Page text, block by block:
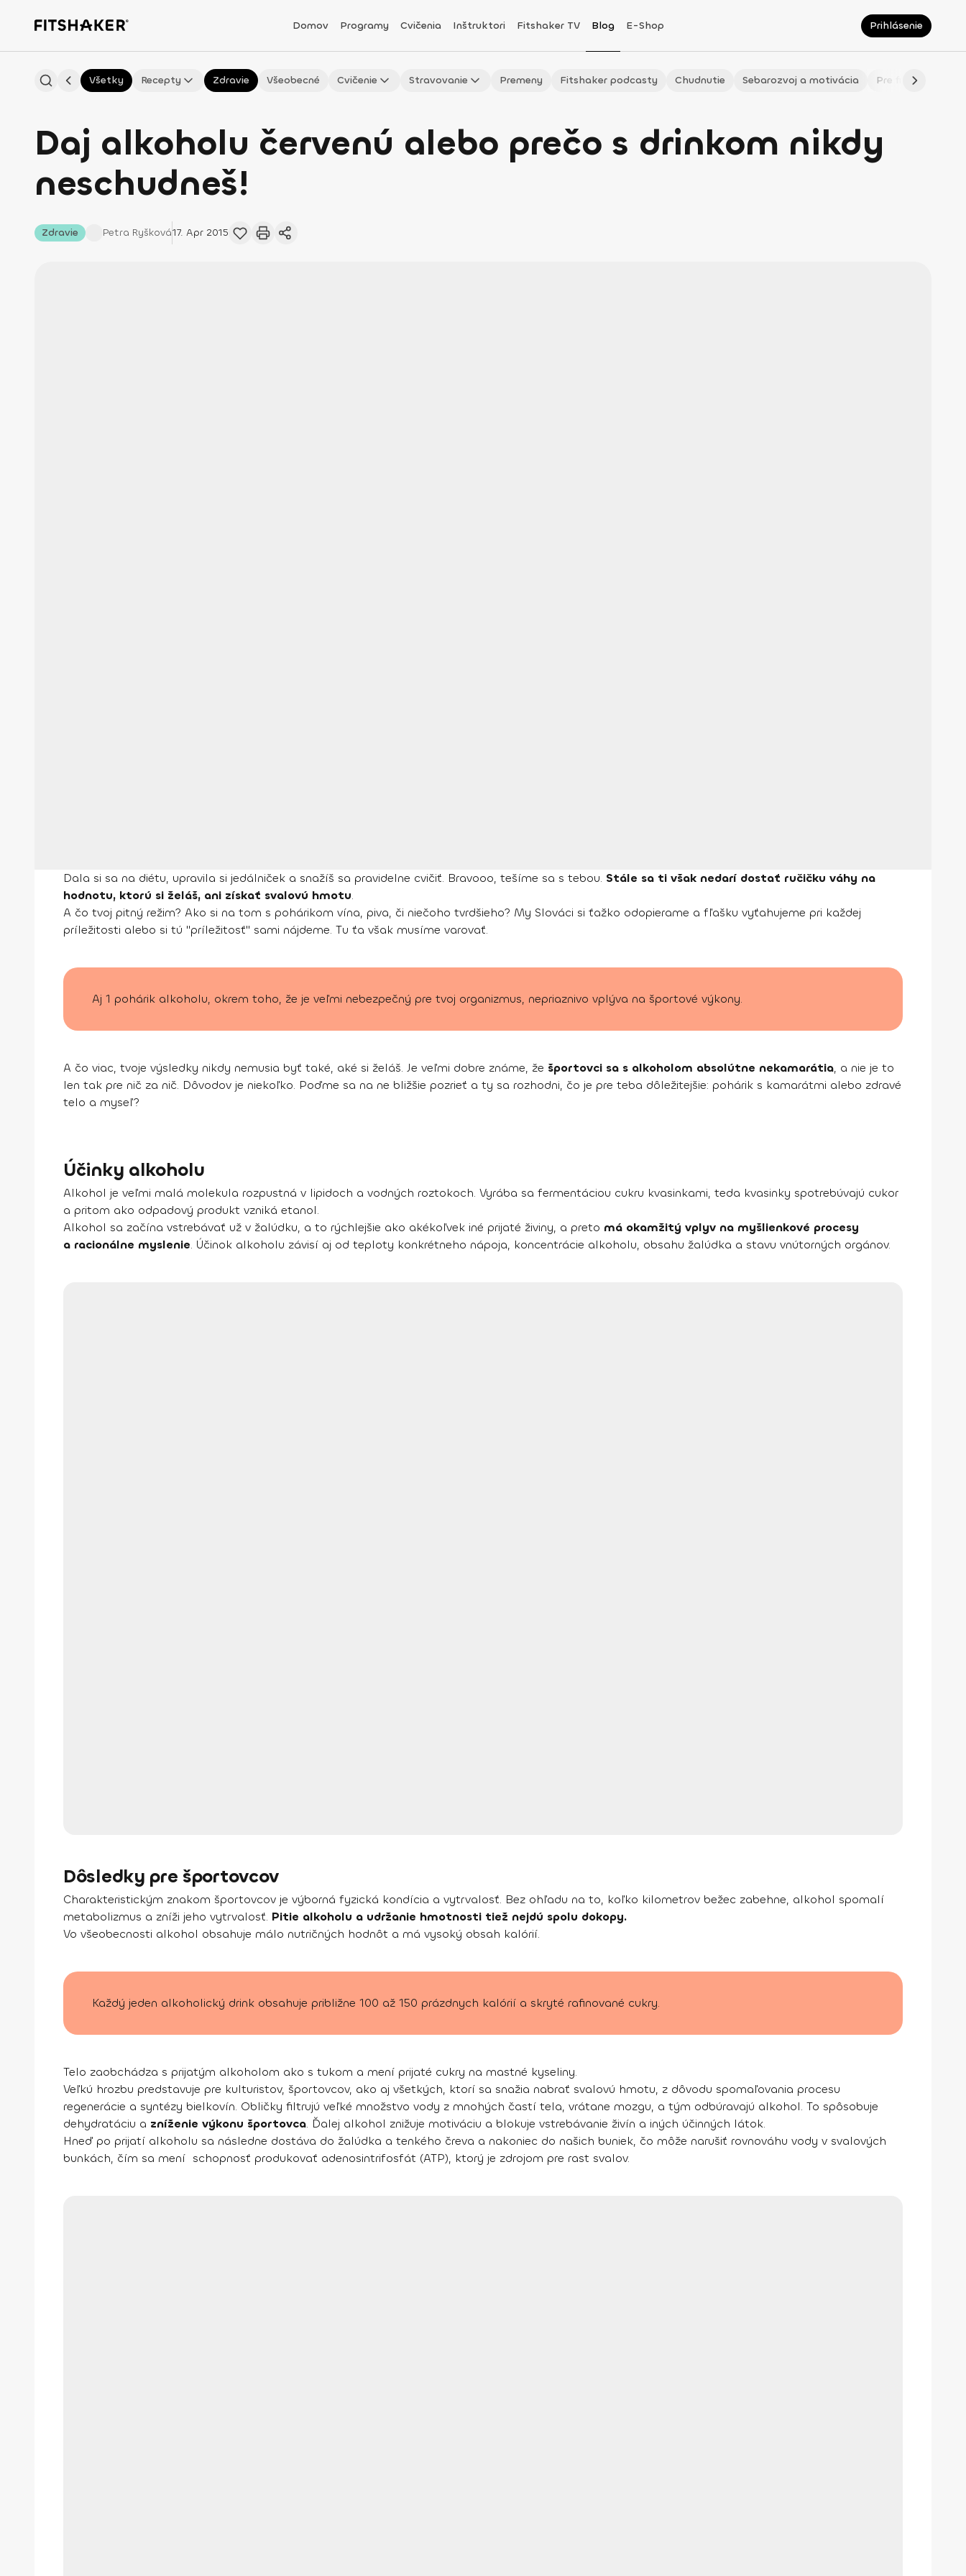
Domov Programy Cvičenia Inštruktori Fitshaker TV Blog E-Shop Prihlásenie
Všetky Recepty Zdravie Všeobecné Cvičenie Stravovanie Premeny Fitshaker podcasty Chudnutie Sebarozvoj a motivácia Pre fitmaminky
Daj alkoholu červenú alebo prečo s drinkom nikdy
neschudneš!
Zdravie Petra Ryšková17. Apr 2015
Dala si sa na diétu, upravila si jedálniček a snažíš sa pravidelne cvičiť. Bravooo, tešíme sa s tebou. Stále sa ti však nedarí dostať ručičku váhy na
hodnotu, ktorú si želáš, ani získať svalovú hmotu.
A čo tvoj pitný režim? Ako si na tom s pohárikom vína, piva, či niečoho tvrdšieho? My Slováci si ťažko odopierame a fľašku vyťahujeme pri každej
príležitosti alebo si tú "príležitosť" sami nájdeme. Tu ťa však musíme varovať.
Aj 1 pohárik alkoholu, okrem toho, že je veľmi nebezpečný pre tvoj organizmus, nepriaznivo vplýva na športové výkony.
A čo viac, tvoje výsledky nikdy nemusia byť také, aké si želáš. Je veľmi dobre známe, že športovci sa s alkoholom absolútne nekamarátia, a nie je to
len tak pre nič za nič. Dôvodov je niekoľko. Poďme sa na ne bližšie pozrieť a ty sa rozhodni, čo je pre teba dôležitejšie: pohárik s kamarátmi alebo zdravé
telo a myseľ?
Účinky alkoholu
Alkohol je veľmi malá molekula rozpustná v lipidoch a vodných roztokoch. Vyrába sa fermentáciou cukru kvasinkami, teda kvasinky spotrebúvajú cukor
a pritom ako odpadový produkt vzniká etanol.
Alkohol sa začína vstrebávať už v žalúdku, a to rýchlejšie ako akékoľvek iné prijaté živiny, a preto má okamžitý vplyv na myšlienkové procesy
a racionálne myslenie. Účinok alkoholu závisí aj od teploty konkrétneho nápoja, koncentrácie alkoholu, obsahu žalúdka a stavu vnútorných orgánov.
Dôsledky pre športovcov
Charakteristickým znakom športovcov je výborná fyzická kondícia a vytrvalosť. Bez ohľadu na to, koľko kilometrov bežec zabehne, alkohol spomalí
metabolizmus a zníži jeho vytrvalosť. Pitie alkoholu a udržanie hmotnosti tiež nejdú spolu dokopy.
Vo všeobecnosti alkohol obsahuje málo nutričných hodnôt a má vysoký obsah kalórií.
Každý jeden alkoholický drink obsahuje približne 100 až 150 prázdnych kalórií a skryté rafinované cukry.
Telo zaobchádza s prijatým alkoholom ako s tukom a mení prijaté cukry na mastné kyseliny.
Veľkú hrozbu predstavuje pre kulturistov, športovcov, ako aj všetkých, ktorí sa snažia nabrať svalovú hmotu, z dôvodu spomaľovania procesu
regenerácie a syntézy bielkovín. Obličky filtrujú veľké množstvo vody z mnohých častí tela, vrátane mozgu, a tým odbúravajú alkohol. To spôsobuje
dehydratáciu a zníženie výkonu športovca. Ďalej alkohol znižuje motiváciu a blokuje vstrebávanie živín a iných účinných látok.
Hneď po prijatí alkoholu sa následne dostáva do žalúdka a tenkého čreva a nakoniec do našich buniek, čo môže narušiť rovnováhu vody v svalových
bunkách, čím sa mení schopnosť produkovať adenosintrifosfát (ATP), ktorý je zdrojom pre rast svalov.